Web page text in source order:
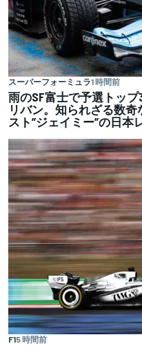
スーパーフォーミュラ1 時間前
雨のSF富士で予選トッ
リバン。知られざる数奇
スト”ジェイミー”の日本
F15 時間前